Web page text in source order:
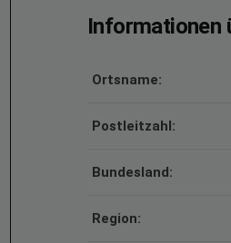
Informationen
Ortsname:
Postleitzahl:
Bundesland:
Region: